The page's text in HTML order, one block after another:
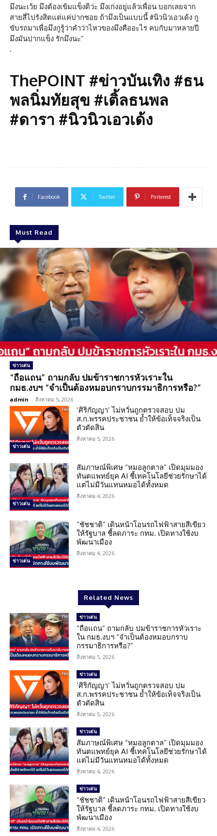
มึงนะเว้ย มึงต้องเข้มแข็งดิว่ะ มึงเก่งอยู่แล้วเพื่อน บอกเลยจาก
สายสี่ไปรังสิตแต่แค่ปากซอย ถ้ามึงเป็นแบบนี้ #นิวนิวเอวเด้ง กู
ขับรถมาเพื่อมึงกูรู้ว่าคำว่าไหวของมึงคืออะไร คบกับมาหลายปี
มึงมันปากแข็ง รักมึงนะ”
.
ThePOINT #ข่าวบันเทิง #ธน
พลนิ่มทัยสุข #เติ้ลธนพล
#ดารา #นิวนิวเอวเด้ง
Facebook Twitter Pinterest
Must Read
ข่าวเด่น
“ถือแถน” ถามกลับ ปมข้าราชการหัวเราะใน
กมธ.งบฯ “จำเป็นต้องหมอบกราบกรรมาธิการหรือ?”
admin - สิงหาคม 5, 2026
ข่าวเด่น
‘ศิริกัญญา’ ไม่หวั่นถูกตรวจสอบ ปม
ส.ก.พรรคประชาชน ย้ำให้ข้อเท็จจริงเป็น
ตัวตัดสิน
สิงหาคม 5, 2026
ข่าวเด่น
สัมภาษณ์พิเศษ “หมอลูกตาล” เปิดมุมมอง
ทันตแพทย์ยุค AI ชี้เทคโนโลยีช่วยรักษาได้
แต่ไม่มีวันแทนหมอได้ทั้งหมด
สิงหาคม 4, 2026
ข่าวเด่น
“ชัชชาติ” เดินหน้าโอนรถไฟฟ้าสายสีเขียว
ให้รัฐบาล ชี้ลดภาระ กทม. เปิดทางใช้งบ
พัฒนาเมือง
สิงหาคม 4, 2026
Related News
ข่าวเด่น
“ถือแถน” ถามกลับ ปมข้าราชการหัวเราะ
ใน กมธ.งบฯ “จำเป็นต้องหมอบกราบ
กรรมาธิการหรือ?”
สิงหาคม 5, 2026
ข่าวเด่น
‘ศิริกัญญา’ ไม่หวั่นถูกตรวจสอบ ปม
ส.ก.พรรคประชาชน ย้ำให้ข้อเท็จจริงเป็น
ตัวตัดสิน
สิงหาคม 5, 2026
ข่าวเด่น
สัมภาษณ์พิเศษ “หมอลูกตาล” เปิดมุมมอง
ทันตแพทย์ยุค AI ชี้เทคโนโลยีช่วยรักษาได้
แต่ไม่มีวันแทนหมอได้ทั้งหมด
สิงหาคม 4, 2026
ข่าวเด่น
“ชัชชาติ” เดินหน้าโอนรถไฟฟ้าสายสีเขียว
ให้รัฐบาล ชี้ลดภาระ กทม. เปิดทางใช้งบ
พัฒนาเมือง
สิงหาคม 4, 2026